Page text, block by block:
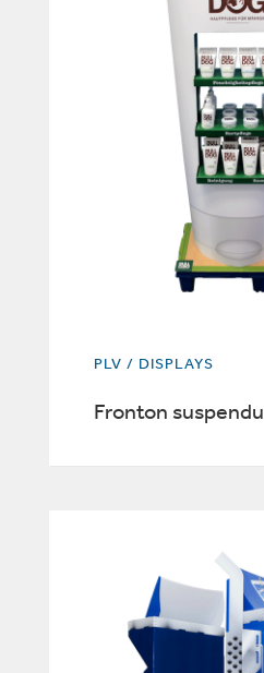
PLV / DISPLAYS
Fronton suspendu